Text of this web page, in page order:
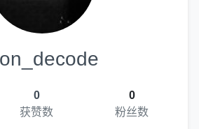
0
获赞数
0
粉丝数